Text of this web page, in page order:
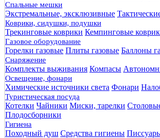
Спальные мешки
Экстремальные, эксклюзивные
Коврики, сидушки, подушки
Трекинговые коврики Кемпинговые
Газовое оборудование
Горелки газовые Плиты газовые Баллоны
Снаряжение
Комплекты выживания Компасы
Освещение, фонари
Химические источники света Фонари
Туристическая посуда
Котелки Чайники Миски, тарелки
Плодосборники
Гигиена
Походный душ Средства гигиены